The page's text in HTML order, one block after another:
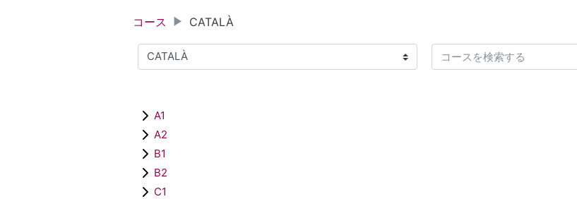
コース CATALÀ
コースカテゴリ
コースを検索する
A1
A2
B1
B2
C1